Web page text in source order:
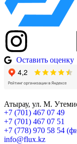
Оставить оценку
Атырау, ул. М.
+7 (701) 467 07 49
+7 (701) 467 07 51
+7 (778) 970 58 54
info@flux.kz